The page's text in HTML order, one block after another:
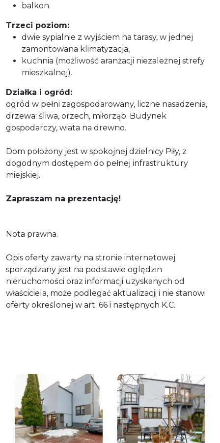
balkon.
Trzeci poziom:
dwie sypialnie z wyjściem na tarasy, w jednej
zamontowana klimatyzacja,
kuchnia (możliwość aranżacji niezależnej strefy
mieszkalnej).
Działka i ogród:
ogród w pełni zagospodarowany, liczne nasadzenia,
drzewa: śliwa, orzech, miłorząb. Budynek
gospodarczy, wiata na drewno.
Dom położony jest w spokojnej dzielnicy Piły, z
dogodnym dostępem do pełnej infrastruktury
miejskiej.
Zapraszam na prezentację!
Nota prawna.
Opis oferty zawarty na stronie internetowej
sporządzany jest na podstawie oględzin
nieruchomości oraz informacji uzyskanych od
właściciela, może podlegać aktualizacji i nie stanowi
oferty określonej w art. 66 i następnych K.C.